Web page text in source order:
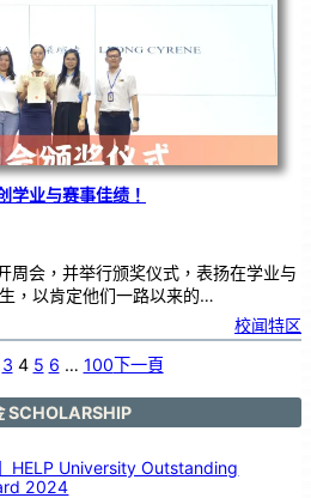
学业与赛事佳绩！
周会，并举行颁奖仪式，表扬在学业与
，以肯定他们一路以来的…
校闻特区
3 4 5 6 … 100 下一頁
SCHOLARSHIP
HELP University Outstanding
2024